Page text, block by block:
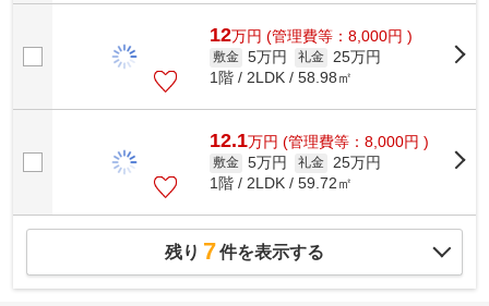
12万円 (管理費等：8,000円 )
敷金 5万円 礼金 25万円
1階 / 2LDK / 58.98㎡
12.1万円 (管理費等：8,000円 )
敷金 5万円 礼金 25万円
1階 / 2LDK / 59.72㎡
残り 7件を表示する